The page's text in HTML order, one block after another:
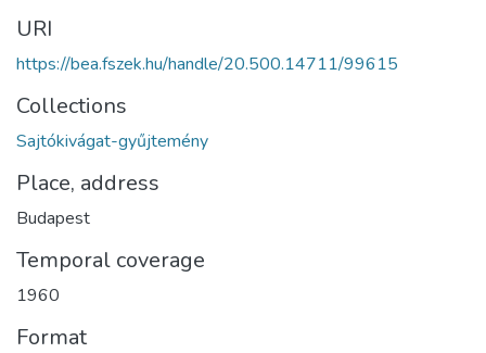
URI
https://bea.fszek.hu/handle/20.500.14711/99615
Collections
Sajtókivágat-gyűjtemény
Place, address
Budapest
Temporal coverage
1960
Format